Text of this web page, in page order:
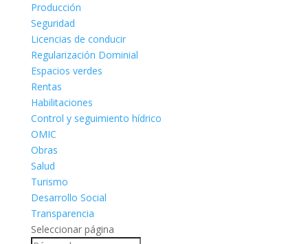
Producción
Seguridad
Licencias de conducir
Regularización Dominial
Espacios verdes
Rentas
Habilitaciones
Control y seguimiento hídrico
OMIC
Obras
Salud
Turismo
Desarrollo Social
Transparencia
Seleccionar página